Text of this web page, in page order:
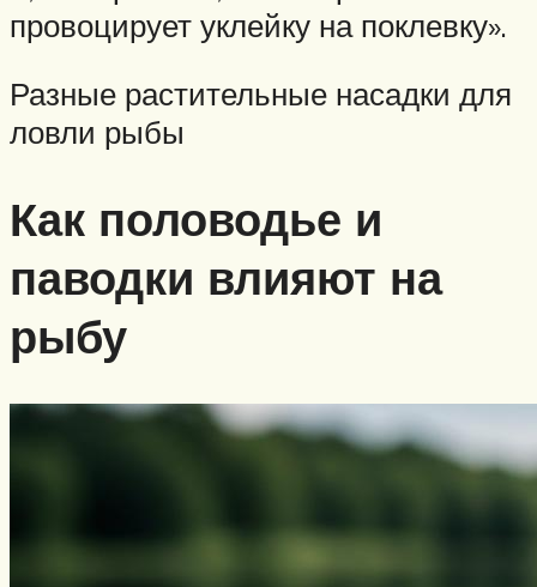
провоцирует уклейку на поклевку».
Разные растительные насадки для
ловли рыбы
Как половодье и
паводки влияют на
рыбу